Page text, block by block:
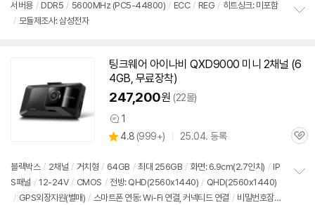
리
서버용 / DDR5 / 5600MHz (PC5-44800) / ECC / REG / 히트싱크: 미포함
/ 모듈제조사: 삼성전자
치
팅크웨어 아이나비 QXD9000 미니 2채널 (6
4GB, 무료장착)
247,200원 (22몰)
상
품
견
1
별
4.8 (상
리
뷰
999+) 25.04. 등록
관
블랙박스 / 2채널 / 거치형 / 64GB / 최대 256GB / 화면: 6.9cm(2.7인치) / IP
S패널 / 12-24V / CMOS / 전방: QHD(2560x1440) / QHD(2560x1440)
/ GPS외장지원(별매) / 스마트폰 연동: Wi-Fi 연결, 커넥티드 연결 / 비밀번호잠